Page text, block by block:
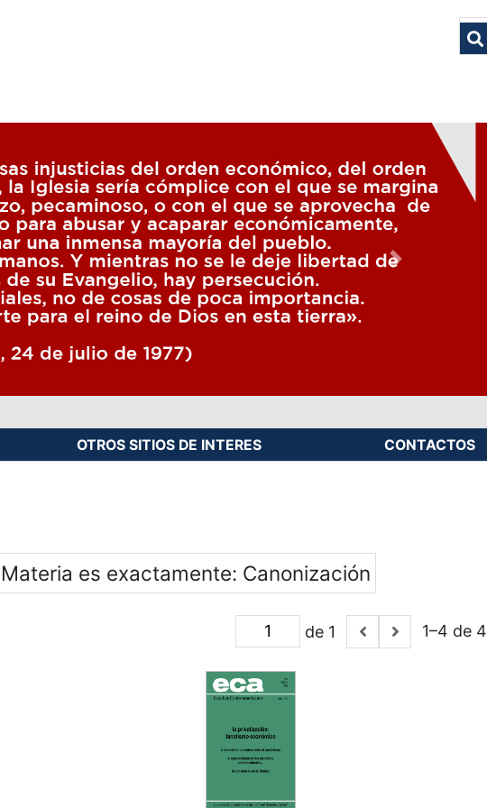
OTROS SITIOS DE INTERES CONTACTOS
Materia es exactamente Canonización
de 1 1–4 de 4